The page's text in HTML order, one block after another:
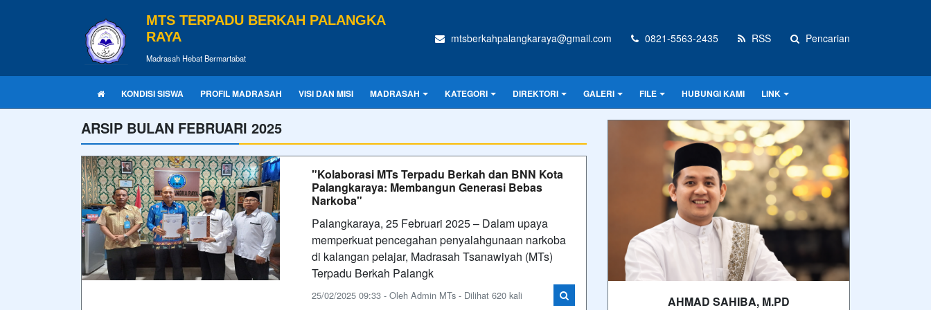
MTS TERPADU BERKAH PALANGKA
RAYA
Madrasah Hebat Bermartabat
mtsberkahpalangkaraya@gmail.com 0821-5563-2435 RSS Pencarian
KONDISI SISWA PROFIL MADRASAH VISI DAN MISI MADRASAH KATEGORI DIREKTORI GALERI FILE HUBUNGI KAMI LINK
ARSIP BULAN FEBRUARI 2025
"Kolaborasi MTs Terpadu Berkah dan BNN Kota
Palangkaraya: Membangun Generasi Bebas
Narkoba"
Palangkaraya, 25 Februari 2025 – Dalam upaya
memperkuat pencegahan penyalahgunaan narkoba
di kalangan pelajar, Madrasah Tsanawiyah (MTs)
Terpadu Berkah Palangk
25/02/2025 09:33 - Oleh Admin MTs - Dilihat 620 kali AHMAD SAHIBA, M.PD